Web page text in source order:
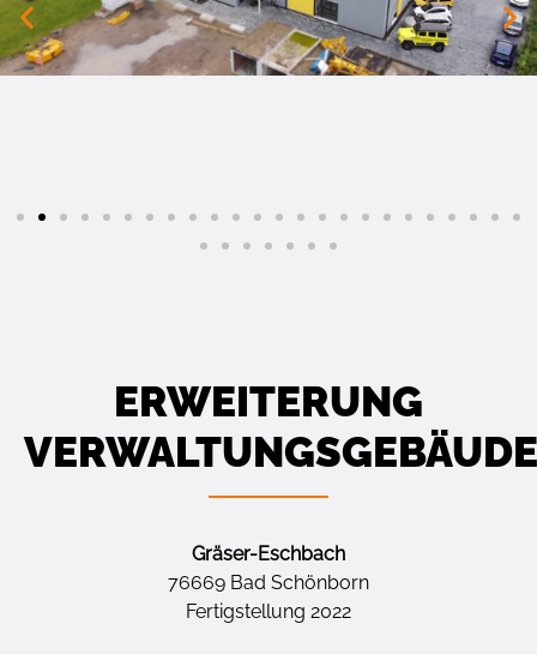
ERWEITERUNG
VERWALTUNGSGEBÄUDE
Gräser-Eschbach
76669 Bad Schönborn
Fertigstellung 2022